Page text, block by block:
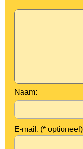
Naam:
E-mail: (* optioneel)